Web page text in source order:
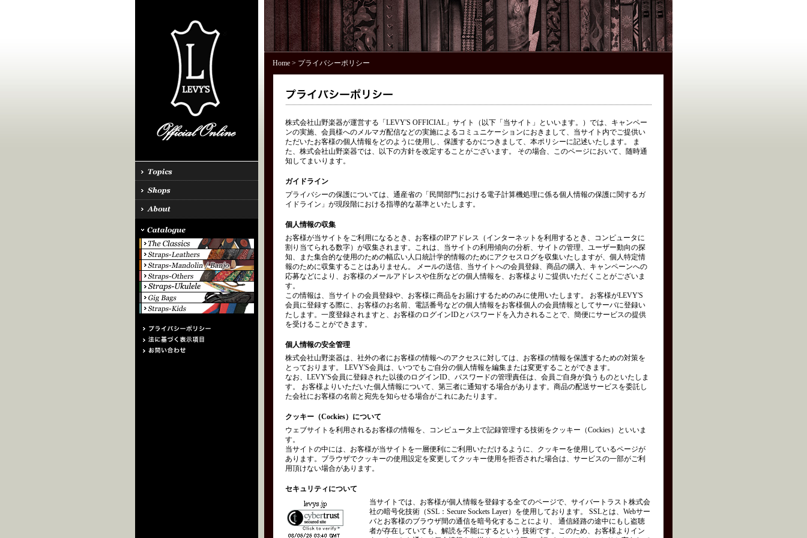
Home> プライバシーポリシー
株式会社山野楽器が運営する「LEVY'S OFFICIAL」サイト（以下「当サイト」といいます。）では、キャンペー
ンの実施、会員様へのメルマガ配信などの実施によるコミュニケーションにおきまして、当サイト内でご提供い
ただいたお客様の個人情報をどのように使用し、保護するかにつきまして、本ポリシーに記述いたします。 ま
た、株式会社山野楽器では、以下の方針を改定することがございます。 その場合、このページにおいて、随時通
知してまいります。
ガイドライン
プライバシーの保護については、通産省の「民間部門における電子計算機処理に係る個人情報の保護に関するガ
イドライン」が現段階における指導的な基準といたします。
個人情報の収集
お客様が当サイトをご利用になるとき、お客様のIPアドレス（インターネットを利用するとき、コンピュータに
割り当てられる数字）が収集されます。これは、当サイトの利用傾向の分析、サイトの管理、ユーザー動向の探
知、また集合的な使用のための幅広い人口統計学的情報のためにアクセスログを収集いたしますが、個人特定情
報のために収集することはありません。 メールの送信、当サイトへの会員登録、商品の購入、キャンペーンへの
応募などにより、お客様のメールアドレスや住所などの個人情報を、お客様よりご提供いただくことがございま
す。
この情報は、当サイトの会員登録や、お客様に商品をお届けするためのみに使用いたします。 お客様がLEVY'S
会員に登録する際に、お客様のお名前、電話番号などの個人情報をお客様個人の会員情報としてサーバに登録い
たします。一度登録されますと、お客様のログインIDとパスワードを入力されることで、簡便にサービスの提供
を受けることができます。
個人情報の安全管理
株式会社山野楽器は、社外の者にお客様の情報へのアクセスに対しては、お客様の情報を保護するための対策を
とっております。 LEVY'S会員は、いつでもご自分の個人情報を編集または変更することができます。
なお、LEVY'S会員に登録された以後のログインID、パスワードの管理責任は、会員ご自身が負うものといたしま
す。 お客様よりいただいた個人情報について、第三者に通知する場合があります。商品の配送サービスを委託し
た会社にお客様の名前と宛先を知らせる場合がこれにあたります。
クッキー（Cockies）について
ウェブサイトを利用されるお客様の情報を、コンピュータ上で記録管理する技術をクッキー（Cockies）といいま
す。
当サイトの中には、お客様が当サイトを一層便利にご利用いただけるように、クッキーを使用しているページが
あります。ブラウザでクッキーの使用設定を変更してクッキー使用を拒否された場合は、サービスの一部がご利
用頂けない場合があります。
セキュリティについて
当サイトでは、お客様が個人情報を登録する全てのページで、サイバートラスト株式会
社の暗号化技術（SSL：Secure Sockets Layer）を使用しております。 SSLとは、Webサー
バとお客様のブラウザ間の通信を暗号化することにより、 通信経路の途中にもし盗聴
者が存在していても、解読を不能にするという 技術です。このため、お客様よりイン